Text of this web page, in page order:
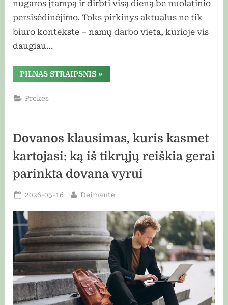
nugaros įtampą ir dirbti visą dieną be nuolatinio
persisėdinėjimo. Toks pirkinys aktualus ne tik
biuro kontekste – namų darbo vieta, kurioje vis
daugiau…
PILNAS STRAIPSNIS“Ergonomiškos
biuro
prieš
»
Prekės
Dovanos klausimas, kuris kasmet
kartojasi: ką iš tikrųjų reiškia gerai
parinkta dovana vyrui
Posted
2026-05-16 By
Deimante